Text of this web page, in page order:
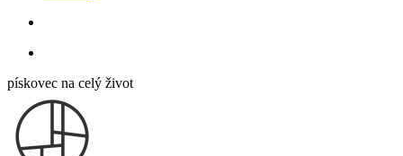
pískovec na celý život